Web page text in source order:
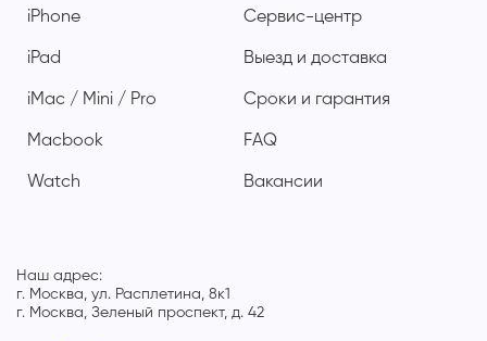
iPhone
iPad
iMac / Mini / Pro
Macbook
Watch
Сервис-центр
Выезд и доставка
Сроки и гарантия
FAQ
Вакансии
Наш адрес:
г. Москва, ул. Расплетина, 8к1
г. Москва, Зеленый проспект, д. 42